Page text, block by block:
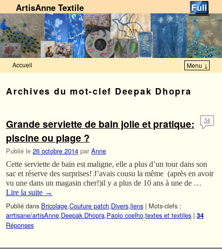
ArtisAnne Textile
Accueil Menu ↓
Archives du mot-clef Deepak Dhopra
Grande serviette de bain jolie et pratique:
piscine ou plage ?
Publié le 26 octobre 2014 par Anne
34
Cette serviette de bain est maligne, elle a plus d’un tour dans son
sac et réserve des surprises! J’avais cousu la même (après en avoir
vu une dans un magasin cher!)il y a plus de 10 ans à une de …
Lire la suite →
Publié dans Bricolage,Couture patch,Divers,liens | Mots-clefs :
arrtisane/artisAnne,Deepak Dhopra,Paolo coelho,textes et textiles | 34
Réponses